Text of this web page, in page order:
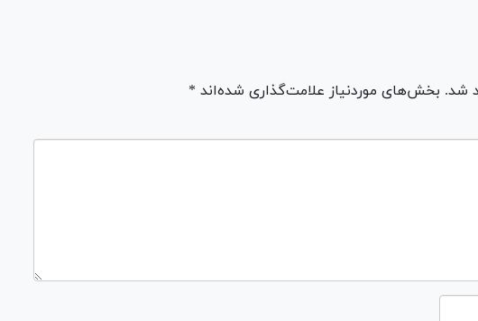
شد. بخش‌های موردنیاز علامت‌گذاری شده‌اند *